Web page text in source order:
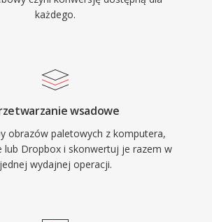
każdego.
wsadowe
obrazów paletowych z komputera,
lub Dropbox i skonwertuj je razem w
jednej wydajnej operacji.